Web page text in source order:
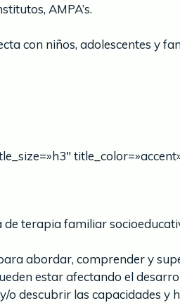
AMPA’s.
con niños, adolescentes y
terapia familiar
abordar, comprender y
estar afectando el
descubrir las capacidades